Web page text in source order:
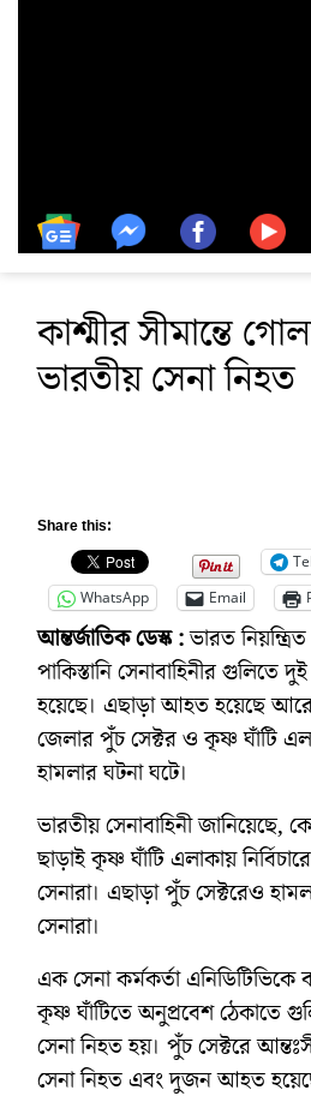
কাশ্মীর সীমান্তে
ভারতীয় সেনা নিহত
Share this:
WhatsApp
Email
আন্তর্জাতিক ডেস্ক :ভারত
পাকিস্তানি সেনাবাহিনীর গুলিতে
হয়েছে। এছাড়া আহত হয়েছে
জেলার পুঁচ সেক্টর ও কৃষ্ণ ঘাঁটি
হামলার ঘটনা ঘটে।
ভারতীয় সেনাবাহিনী
ছাড়াই কৃষ্ণ ঘাঁটি এলাকায়
সেনারা। এছাড়া পুঁচ সেক্টরেও
সেনারা।
এক সেনা কর্মকর্তা
কৃষ্ণ ঘাঁটিতে অনুপ্রবেশ ঠেকাতে
সেনা নিহত হয়। পুঁচ সেক্টরে
সেনা নিহত এবং দুজন আহত